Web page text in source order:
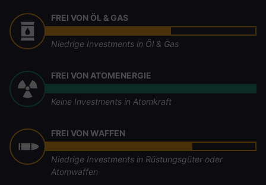
FREI VON ÖL & GAS
Niedrige Investments in Öl & Gas
FREI VON ATOMENERGIE
Keine Investments in Atomkraft
FREI VON WAFFEN
Niedrige Investments in Rüstungsgüter oder
Atomwaffen